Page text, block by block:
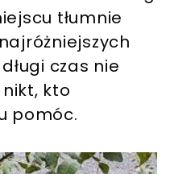
tłumnie
czas nie
kto
pomóc.